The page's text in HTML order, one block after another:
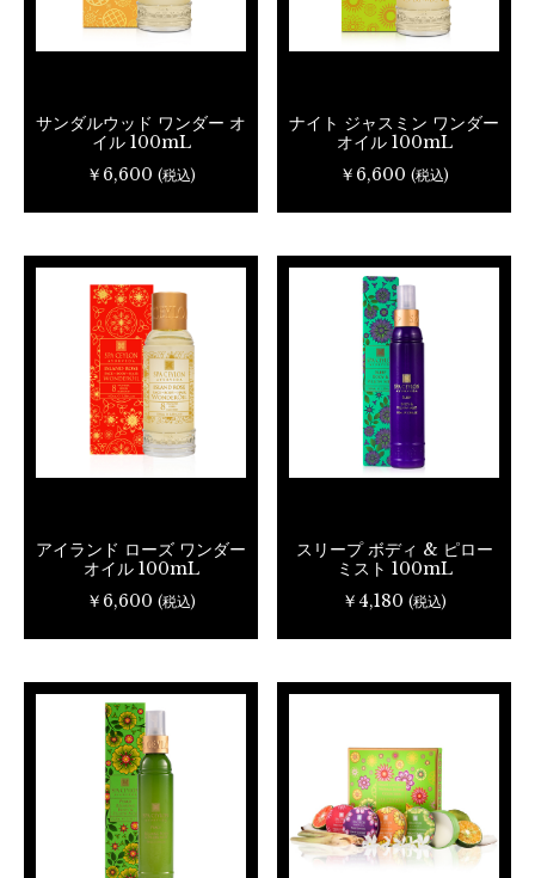
サンダルウッド ワンダー オ
イル 100mL
￥6,600 (税込)
ナイト ジャスミン ワンダー
オイル 100mL
￥6,600 (税込)
アイランド ローズ ワンダー
オイル 100mL
￥6,600 (税込)
スリープ ボディ & ピロー
ミスト 100mL
￥4,180 (税込)